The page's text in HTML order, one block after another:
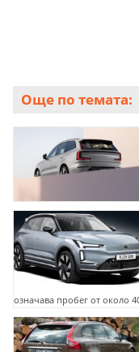
Още по темата:
означава пробег от около